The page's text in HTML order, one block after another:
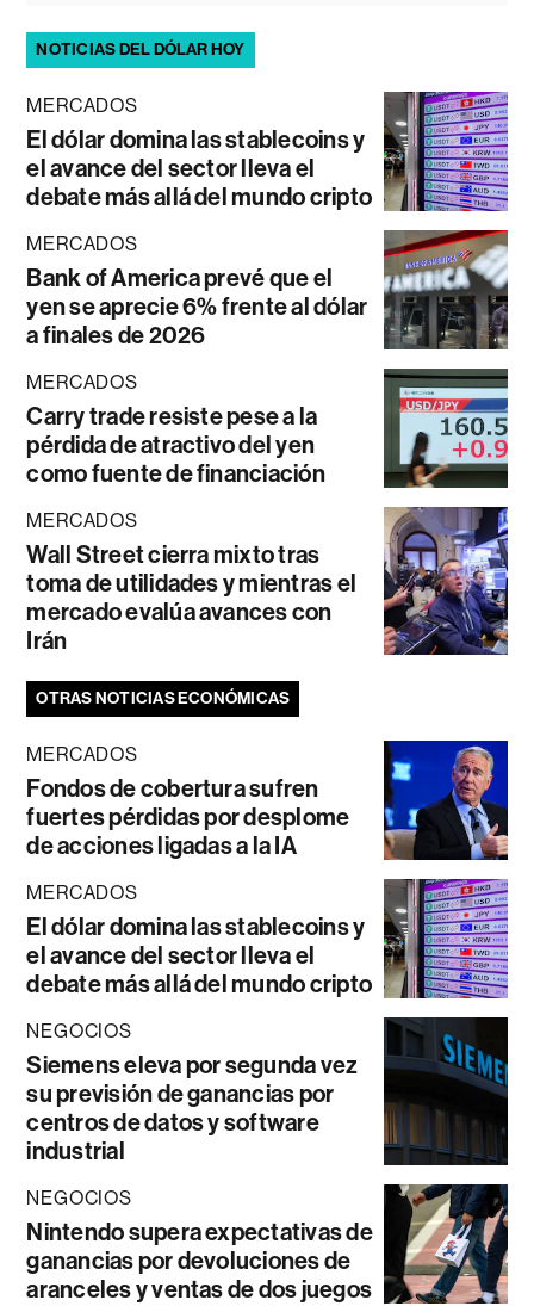
NOTICIAS DEL DÓLAR HOY
MERCADOS
El dólar domina las stablecoins y
el avance del sector lleva el
debate más allá del mundo cripto
MERCADOS
Bank of America prevé que el
yen se aprecie 6% frente al dólar
a finales de 2026
MERCADOS
Carry trade resiste pese a la
pérdida de atractivo del yen
como fuente de financiación
MERCADOS
Wall Street cierra mixto tras
toma de utilidades y mientras el
mercado evalúa avances con
Irán
OTRAS NOTICIAS ECONÓMICAS
MERCADOS
Fondos de cobertura sufren
fuertes pérdidas por desplome
de acciones ligadas a la IA
MERCADOS
El dólar domina las stablecoins y
el avance del sector lleva el
debate más allá del mundo cripto
NEGOCIOS
Siemens eleva por segunda vez
su previsión de ganancias por
centros de datos y software
industrial
NEGOCIOS
Nintendo supera expectativas de
ganancias por devoluciones de
aranceles y ventas de dos juegos